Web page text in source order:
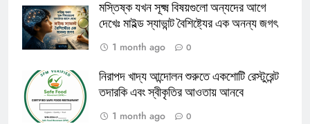
মস্তিষ্ক যখন সূক্ষ্ম বিষয়গুলো অন্যদের আগে
দেখেঃ মাইল্ড স্যাভান্ট বৈশিষ্ট্যের এক অনন্য জগৎ
1 month ago
0
নিরাপদ খাদ্য আন্দোলন শুরুতে একশোটি রেস্টুরেন্ট
তদারকি এবং স্বীকৃতির আওতায় আনবে
1 month ago
0